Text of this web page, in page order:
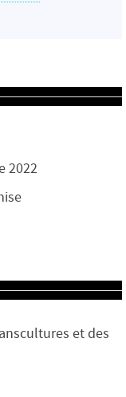
2022
et des